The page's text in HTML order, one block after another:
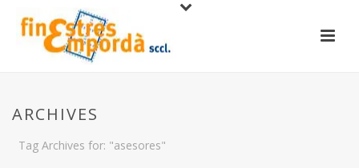
ARCHIVES
Tag Archives for: "asesores"